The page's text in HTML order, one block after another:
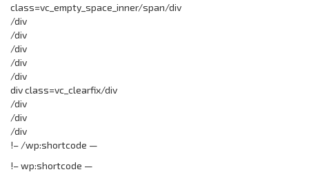
class=vc_empty_space_inner/span/div
/div
/div
/div
/div
/div
div class=vc_clearfix/div
/div
/div
/div
!– /wp:shortcode —
!– wp:shortcode —